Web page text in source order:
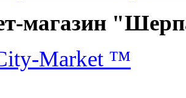
магазин
Market ™